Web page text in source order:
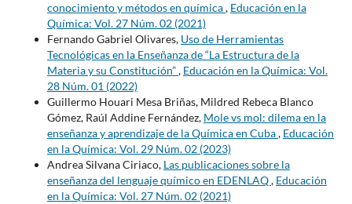
conocimiento y métodos en química, Educación en la
Química: Vol. 27 Núm. 02 (2021)
Fernando Gabriel Olivares, Uso de Herramientas
Tecnológicas en la Enseñanza de “La Estructura de la
Materia y su Constitución”, Educación en la Química: Vol.
28 Núm. 01 (2022)
Guillermo Houari Mesa Briñas, Mildred Rebeca Blanco
Gómez, Raúl Addine Fernández, Mole vs mol: dilema en la
enseñanza y aprendizaje de la Química en Cuba, Educación
en la Química: Vol. 29 Núm. 02 (2023)
Andrea Silvana Ciriaco, Las publicaciones sobre la
enseñanza del lenguaje químico en EDENLAQ, Educación
en la Química: Vol. 27 Núm. 02 (2021)